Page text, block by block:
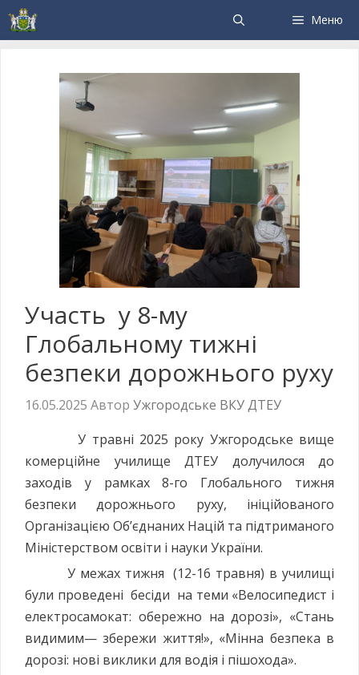
Меню
Участь у 8-му
Глобальному тижні
безпеки дорожнього руху
16.05.2025 Автор Ужгородське ВКУ ДТЕУ
У травні 2025 року Ужгородське вище
комерційне училище ДТЕУ долучилося до
заходів у рамках 8-го Глобального тижня
безпеки дорожнього руху, ініційованого
Організацією Об’єднаних Націй та підтриманого
Міністерством освіти і науки України.
У межах тижня (12-16 травня) в училищі
були проведені бесіди на теми «Велосипедист і
електросамокат: обережно на дорозі», «Стань
видимим— збережи життя!», «Мінна безпека в
дорозі: нові виклики для водія і пішохода».